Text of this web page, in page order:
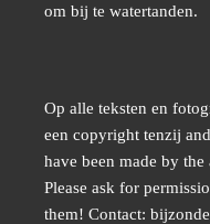
om bij te watertanden.
Op alle teksten en
een copyright tenzij
have been made by
Please ask for
them! Contact: